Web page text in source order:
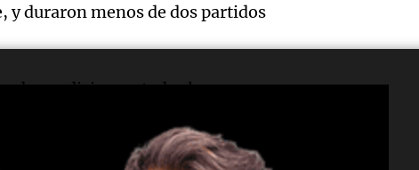
duraron menos de dos partidos
de condiciones, todas las
y llegan con otro tanto en
, por citar dos casos
menos de la fase de grupos. A
Episodios